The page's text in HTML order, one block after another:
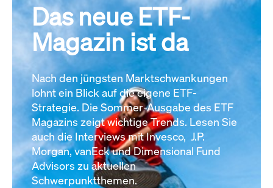
Das neue ETF-
Magazin ist da
Nach den jüngsten Marktschwankungen
lohnt ein Blick auf die eigene ETF-
Strategie. Die Sommer-Ausgabe des ETF
Magazins zeigt wichtige Trends. Lesen Sie
auch die Interviews mit Invesco, J.P.
Morgan, vanEck und Dimensional Fund
Advisors zu aktuellen
Schwerpunktthemen.